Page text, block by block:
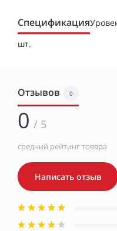
Спецификация
шт.
Отзывов 0
0 / 5
средний рейтинг товара
Написать отзыв